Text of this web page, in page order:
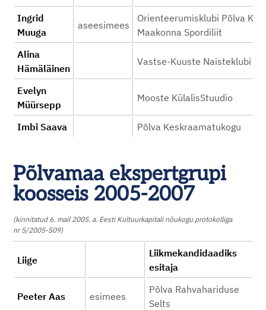
Ingrid
Muuga
aseesimees
Orienteerumisklubi Põlva
Maakonna Spordiliit
Alina
Hämäläinen
Vastse-Kuuste Naisteklubi
Evelyn
Müürsepp
Mooste KülalisStuudio
Imbi Saava Põlva Keskraamatukogu
Põlvamaa ekspertgrupi
koosseis 2005-2007
(kinnitatud 6. mail 2005. a. Eesti Kultuurkapitali nõukogu protokolliga
nr 5/2005-S09)
Liige
Liikmekandidaadiks
esitaja
Peeter Aas esimees
Põlva Rahvahariduse
Selts